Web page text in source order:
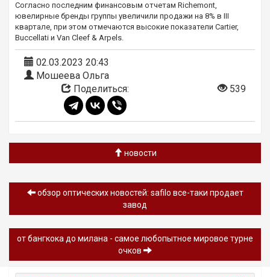
Согласно последним финансовым отчетам Richemont,
ювелирные бренды группы увеличили продажи на 8% в III
квартале, при этом отмечаются высокие показатели Cartier,
Buccellati и Van Cleef & Arpels.
02.03.2023 20:43
Мошеева Ольга
Поделиться:
539
новости
обзор оптических новостей: safilo все-таки продает
завод
от бангкока до милана - самое любопытное мировое турне
очков